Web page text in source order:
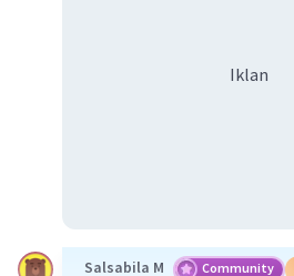
Iklan
Salsabila M Community